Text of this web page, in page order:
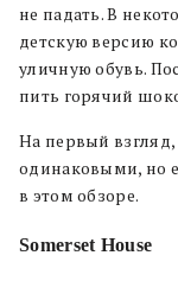
не падать. В
детскую версию
уличную обувь.
пить горячий
На первый
одинаковыми, но
в этом обзоре.
Somerset House